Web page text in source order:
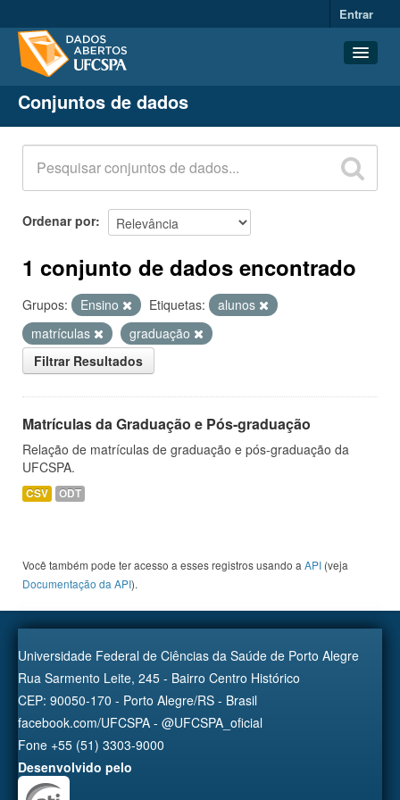
Entrar
Conjuntos de dados
Organizações
Grupos
Sobre
Conjuntos de dados
Ordenar por
1 conjunto de dados encontrado
Grupos: Ensino Etiquetas:
alunos
matrículas
graduação
Filtrar Resultados
Matrículas da Graduação e Pós-graduação
Relação de matrículas de graduação e pós-graduação da
UFCSPA.
CSV ODT
Você também pode ter acesso a esses registros usando a API (veja
Documentação da API).
Universidade Federal de Ciências da Saúde de Porto Alegre
Rua Sarmento Leite, 245 - Bairro Centro Histórico
CEP: 90050-170 - Porto Alegre/RS - Brasil
facebook.com/UFCSPA - @UFCSPA_oficial
Fone +55 (51) 3303-9000
Desenvolvido pelo